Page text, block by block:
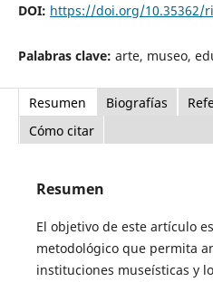
DOI: https://doi.org/10.35362/
Palabras clave: arte, museo,
Resumen Biografías
Cómo citar
Resumen
El objetivo de este artículo
metodológico que permita
instituciones museísticas y